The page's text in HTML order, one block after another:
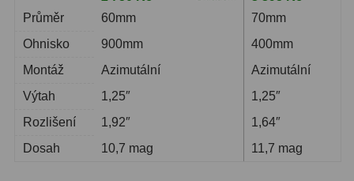
Průměr
Ohnisko
Montáž
Výtah
Rozlišení
Dosah
60mm
900mm
Azimutální
1,25″
1,92″
10,7 mag
70mm
400mm
Azimutální
1,25″
1,64″
11,7 mag